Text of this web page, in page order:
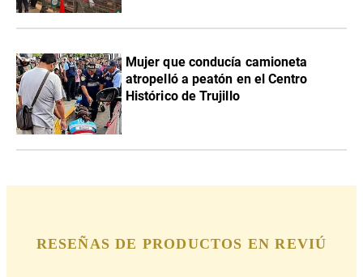
Mujer que conducía camioneta
atropelló a peatón en el Centro
Histórico de Trujillo